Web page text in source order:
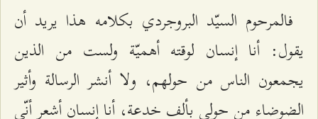
فالمرحوم السيّد البروجردي بكلامه هذا يريد أن
يقول: أنا إنسان لوقته أهميّة ولست من الذين
يجمعون الناس من حولهم، ولا أنشر الرسالة وأثير
الضوضاء من حولي بألف خدعة، أنا إنسان أشعر أنّي